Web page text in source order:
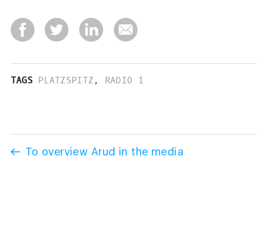
TAGS PLATZSPITZ , RADIO 1
To overview Arud in the media